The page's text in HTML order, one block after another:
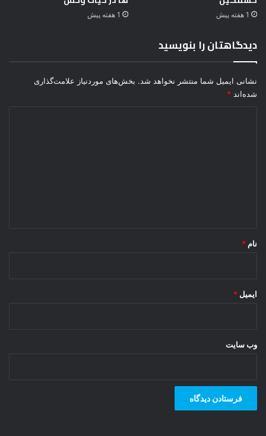
ل
س
ن
ت
و
1 هفته پیش 1 هفته پیش
دیدگاهتان را بنویسید
نشانی ایمیل شما منتشر نخواهد شد. بخش‌های موردنیاز علامت‌گذاری
شده‌اند *
نام *
ایمیل *
وب‌ سایت